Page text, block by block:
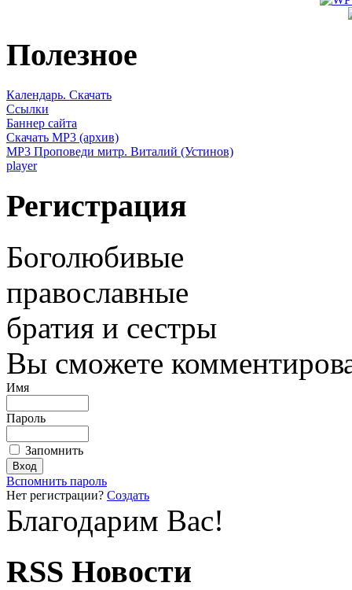
Полезное
Календарь. Скачать
Ссылки
Баннер сайта
Скачать MP3 (архив)
MP3 Проповеди митр. Виталий (Устинов)
player
Регистрация
Боголюбивые
православные
братия и сестры
Вы сможете
Имя
Пароль
Запомнить
Вспомнить пароль
Нет регистрации? Создать
Благодарим Вас!
RSS Новости